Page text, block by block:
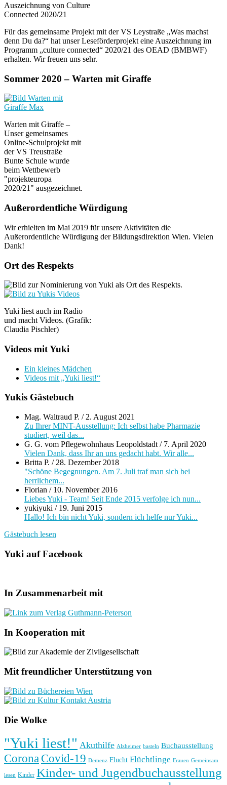
Auszeichnung von Culture
Connected 2020/21
Für das gemeinsame Projekt mit der VS Leystraße „Was machst
denn Du da?“ hat unser Leseförderprojekt eine Auszeichnung im
Programm „culture connected“ 2020/21 des OEAD (BMBWF)
erhalten. Wir freuen uns sehr.
Sommer 2020 – Warten mit Giraffe
Warten mit Giraffe –
Unser gemeinsames
Online-Schulprojekt mit
der VS Treustraße
Bunte Schule wurde
beim Wettbewerb
"projekteuropa
2020/21" ausgezeichnet.
Außerordentliche Würdigung
Wir erhielten im Mai 2019 für unsere Aktivitäten die
Außerordentliche Würdigung der Bildungsdirektion Wien. Vielen
Dank!
Ort des Respekts
Yuki liest auch im Radio
und macht Videos. (Grafik:
Claudia Pischler)
Videos mit Yuki
Ein kleines Mädchen
Videos mit „Yuki liest!“
Yukis Gästebuch
Mag. Waltraud P. / 2. August 2021
Zu Ihrer MINT-Ausstellung: Ich selbst habe Pharmazie
studiert, weil das...
G. G. vom Pflegewohnhaus Leopoldstadt / 7. April 2020
Vielen Dank, dass Ihr an uns gedacht habt. Wir alle...
Britta P. / 28. Dezember 2018
"Schöne Begegnungen. Am 7. Juli traf man sich bei
herrlichem...
Florian / 10. November 2016
Liebes Yuki - Team! Seit Ende 2015 verfolge ich nun...
yukiyuki / 19. Juni 2015
Hallo! Ich bin nicht Yuki, sondern ich helfe nur Yuki...
Gästebuch lesen
Yuki auf Facebook
In Zusammenarbeit mit
In Kooperation mit
Mit freundlicher Unterstützung von
Die Wolke
"Yuki liest!" Akuthilfe Alzheimer basteln Buchausstellung
Corona Covid-19 Demenz Flucht Flüchtlinge Frauen Gemeinsam
lesen Kinder Kinder- und Jugendbuchausstellung